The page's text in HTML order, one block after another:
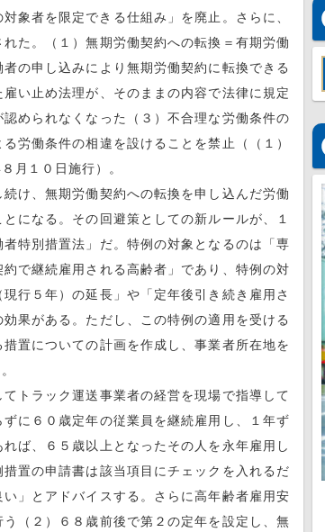
者を限定できる仕組み」を廃止。さらに、
た。（１）無期労働契約への転換＝有期労働
の申し込みにより無期労働契約に転換できる
い止め法理が、そのままの内容で法律に規定
められなくなった（３）不合理な労働条件の
労働条件の相違を設けることを禁止（（１）
月１０日施行）。
け、無期労働契約への転換を申し込んだ労働
になる。その回避策としての新ルールが、１
特別措置法」だ。特例の対象となるのは「専
で継続雇用される高齢者」であり、特例の対
行５年）の延長」や「定年後引き続き雇用さ
果がある。ただし、この特例の適用を受ける
置についての計画を作成し、事業者所在地を
トラック運送事業者の経営を現場で指導して
に６０歳定年の従業員を継続雇用し、１年ず
ば、６５歳以上となったその人を永年雇用し
置の申請書は該当項目にチェックを入れるだ
」とアドバイスする。さらに高年齢者雇用安
（２）６８歳前後で第２の定年を設定し、無